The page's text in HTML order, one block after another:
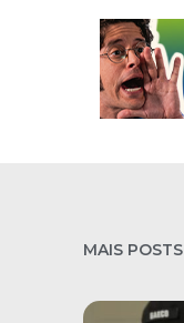
MAIS POSTS